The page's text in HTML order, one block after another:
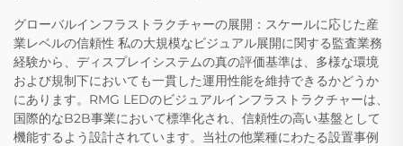
グローバルインフラストラクチャーの展開：スケールに応じた産
業レベルの信頼性 私の大規模なビジュアル展開に関する監査業務
経験から、ディスプレイシステムの真の評価基準は、多様な環境
および規制下においても一貫した運用性能を維持できるかどうか
にあります。RMG LEDのビジュアルインフラストラクチャーは、
国際的なB2B事業において標準化され、信頼性の高い基盤として
機能するよう設計されています。当社の他業種にわたる設置事例